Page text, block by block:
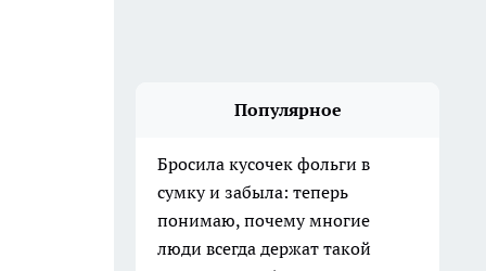
Популярное
Бросила кусочек фольги в
сумку и забыла: теперь
понимаю, почему многие
люди всегда держат такой